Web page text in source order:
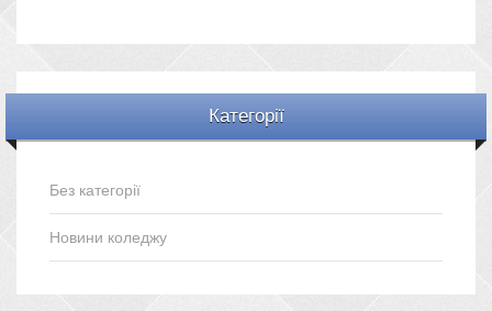
Категорії
Без категорії
Новини коледжу